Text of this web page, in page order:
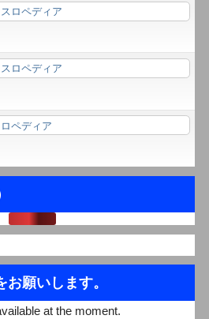
ロペディア
ロペディア
ペディア
願いします。
at the moment.